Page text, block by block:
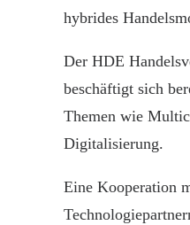
hybrides
Der HDE
beschäftigt sich
Themen wie
Digitalisierung.
Eine Kooperation